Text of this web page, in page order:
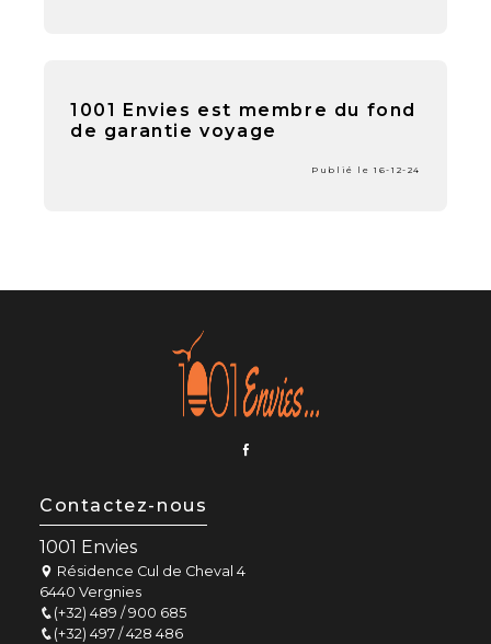
1001 Envies est membre du fond
de garantie voyage
Publié le 16-12-24
Contactez-nous
1001 Envies
Résidence Cul de Cheval 4
6440 Vergnies
(+32) 489 / 900 685
(+32) 497 / 428 486